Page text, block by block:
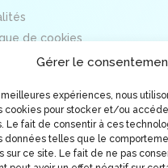
Gérer le
meilleures expériences, nous
cookies pour stocker et/ou
Le fait de consentir à ces
données telles que le
sur ce site. Le fait de ne pas
de cookies
légales